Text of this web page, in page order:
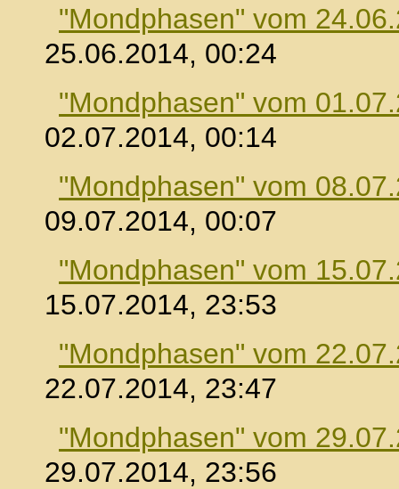
"Mondphasen" vom
25.06.2014, 00:24
"Mondphasen" vom
02.07.2014, 00:14
"Mondphasen" vom
09.07.2014, 00:07
"Mondphasen" vom
15.07.2014, 23:53
"Mondphasen" vom
22.07.2014, 23:47
"Mondphasen" vom
29.07.2014, 23:56